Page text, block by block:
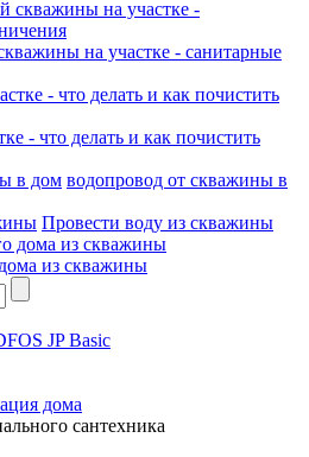
на участке - санитарные
- что делать и как почистить
водопровод от скважины в
Провести воду из скважины
из скважины
JP Basic
дома
сантехника